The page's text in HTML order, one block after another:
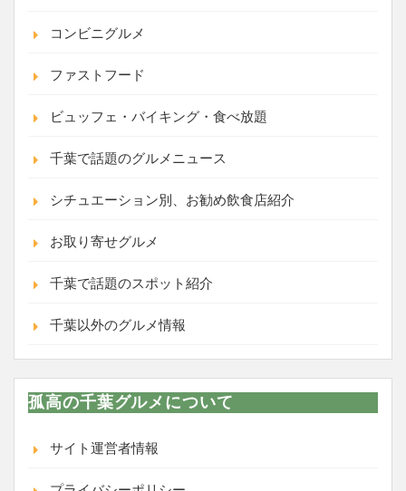
コンビニグルメ
ファストフード
ビュッフェ・バイキング・食べ放題
千葉で話題のグルメニュース
シチュエーション別、お勧め飲食店紹介
お取り寄せグルメ
千葉で話題のスポット紹介
千葉以外のグルメ情報
孤高の千葉グルメについて
サイト運営者情報